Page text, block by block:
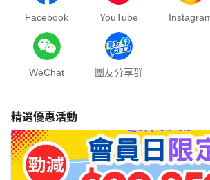
Facebook YouTube
WeChat 團友分享群
精選優惠活動